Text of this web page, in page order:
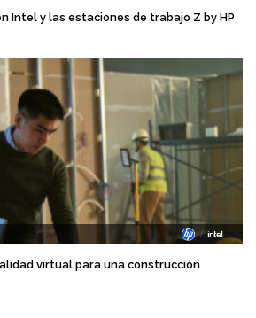
Intel y las estaciones de trabajo Z by HP
virtual para una construcción